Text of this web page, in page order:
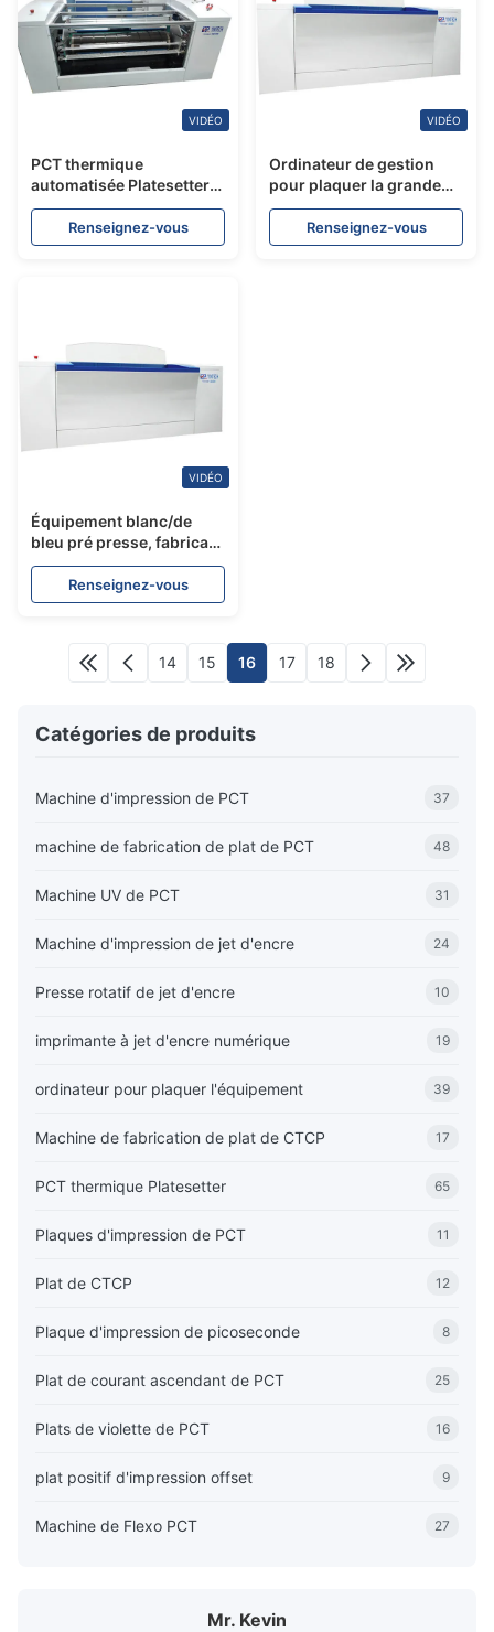
VIDÉO
PCT thermique
automatisée Platesetter
0. 15 - 0. résolution de
coutume d'épaisseur de
40MM
Renseignez-vous
VIDÉO
Ordinateur de gestion
pour plaquer la grande
vitesse 1000/1500KG 5.
5KW d'équipement
Renseignez-vous
VIDÉO
Équipement blanc/de
bleu pré presse, fabricant
automatique à grande
vitesse de plat de PCT
Renseignez-vous
14 15 16 17 18
Catégories de produits
Machine d'impression de PCT 37
machine de fabrication de plat de PCT 48
Machine UV de PCT 31
Machine d'impression de jet d'encre 24
Presse rotatif de jet d'encre 10
imprimante à jet d'encre numérique 19
ordinateur pour plaquer l'équipement 39
Machine de fabrication de plat de CTCP 17
PCT thermique Platesetter 65
Plaques d'impression de PCT 11
Plat de CTCP 12
Plaque d'impression de picoseconde 8
Plat de courant ascendant de PCT 25
Plats de violette de PCT 16
plat positif d'impression offset 9
Machine de Flexo PCT 27
Mr. Kevin